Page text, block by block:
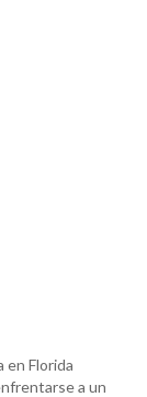
en Florida
a un